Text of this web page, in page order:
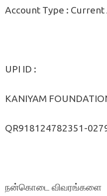
Account Type : Current
UPI ID :
KANIYAM
QR918124782351-
நன்கொடை விவரங்களை